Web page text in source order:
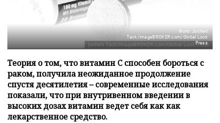
Фото: Jochen
Tack/imageBROKER.com/Global Look
Press
Теория о том, что витамин C способен бороться с
раком, получила неожиданное продолжение
спустя десятилетия – современные исследования
показали, что при внутривенном введении в
высоких дозах витамин ведет себя как как
лекарственное средство.